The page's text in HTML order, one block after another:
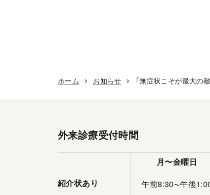
ホーム お知らせ 「無症状こそが最大の
外来診療受付時間
月〜金曜日
紹介状あり 午前8:30〜午後